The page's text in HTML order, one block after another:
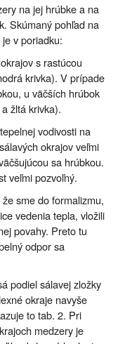
na jej hrúbke a na
Skúmaný pohľad na
v poriadku:
s rastúcou
krivka). V prípade
u väčších hrúbok
žltá krivka).
vodivosti na
okrajov veľmi
sa hrúbkou.
veľmi pozvoľný.
sme do formalizmu,
vedenia tepla, vložili
povahy. Preto tu
odpor sa
podiel sálavej zložky
okraje navyše
to tab. 2. Pri
medzery je